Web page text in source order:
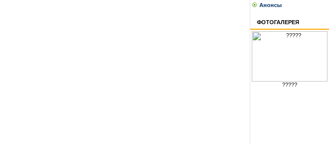
Анонсы
ФОТОГАЛЕРЕЯ
?????